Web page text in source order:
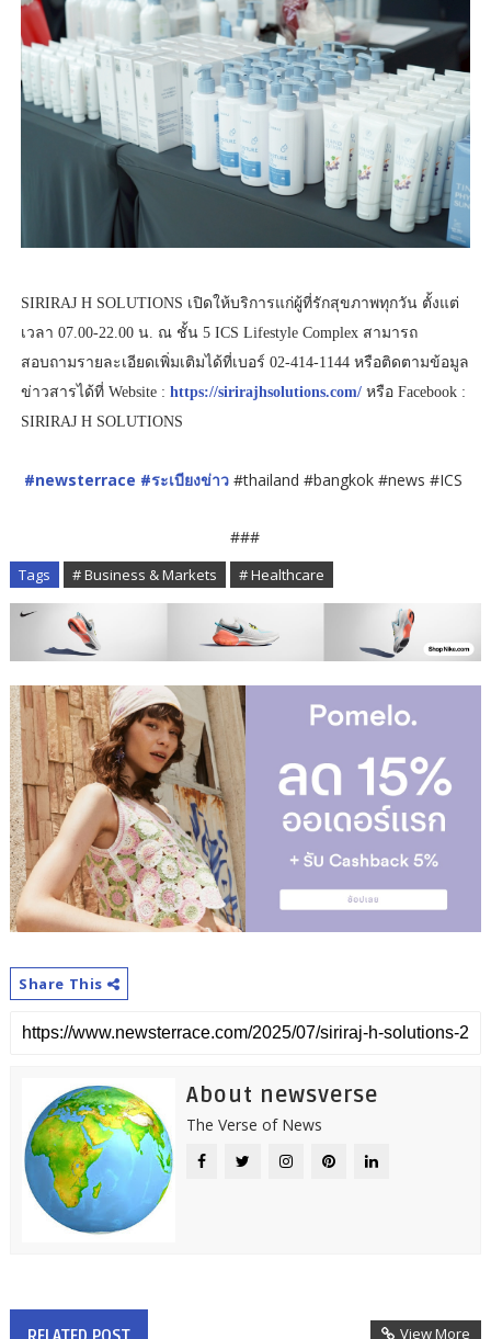
SIRIRAJ H SOLUTIONS เปิดให้บริการแก่ผู้ที่รักสุขภาพทุกวัน ตั้งแต่
เวลา 07.00-22.00 น. ณ ชั้น 5 ICS Lifestyle Complex สามารถ
สอบถามรายละเอียดเพิ่มเติมได้ที่เบอร์ 02-414-1144 หรือติดตามข้อมูล
ข่าวสารได้ที่ Website : https://sirirajhsolutions.com/หรือ Facebook :
SIRIRAJ H SOLUTIONS
#newsterrace #ระเบียงข่าว#thailand #bangkok #news #ICS
###
Tags # Business & Markets # Healthcare
Share This
About newsverse
The Verse of News
View More